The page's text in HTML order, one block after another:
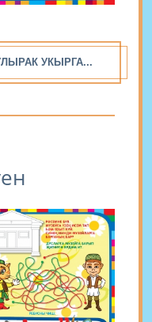
УКЫРГА...